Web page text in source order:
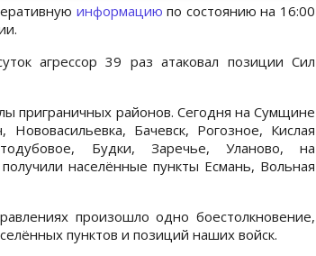
информацию по состоянию на 16:00
агрессор 39 раз атаковал позиции Сил
приграничных районов. Сегодня на Сумщине
Бачевск, Рогозное, Кислая
Будки, Заречье, Уланово, на
населённые пункты Есмань, Вольная
произошло одно боестолкновение,
пунктов и позиций наших войск.